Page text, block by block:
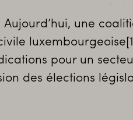
une
pour un
des élections